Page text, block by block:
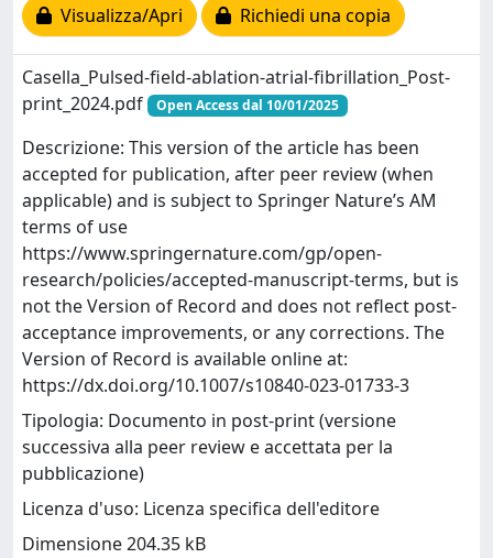
Visualizza/Apri
Richiedi una copia
Casella_Pulsed-field-ablation-atrial-fibrillation_Post-
print_2024.pdf
Open Access dal 10/01/2025
Descrizione: This version of the article has been
accepted for publication, after peer review (when
applicable) and is subject to Springer Nature’s AM
terms of use
https://www.springernature.com/gp/open-
research/policies/accepted-manuscript-terms, but is
not the Version of Record and does not reflect post-
acceptance improvements, or any corrections. The
Version of Record is available online at:
https://dx.doi.org/10.1007/s10840-023-01733-3
Tipologia: Documento in post-print (versione
successiva alla peer review e accettata per la
pubblicazione)
Licenza d'uso: Licenza specifica dell'editore
Dimensione 204.35 kB